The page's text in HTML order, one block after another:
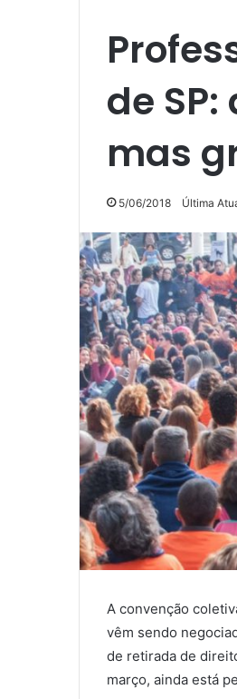
de
mas
5/06/2018 Última
A convenção
vêm sendo
de retirada de
março, ainda está